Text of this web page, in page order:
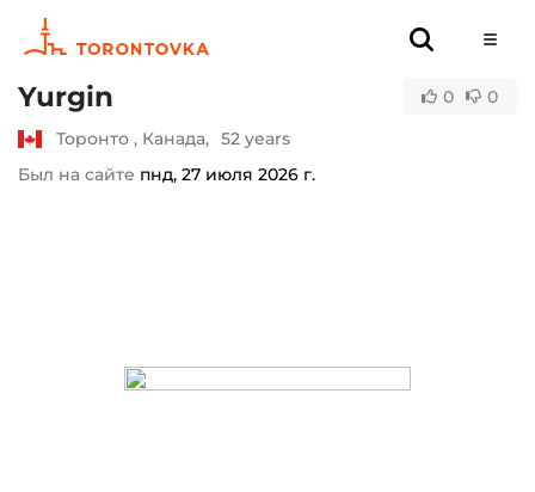
Yurgin
Торонто , Канада, 52 years
Был на сайте пнд, 27 июля 2026 г.
0 0